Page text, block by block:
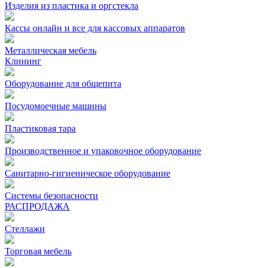
Изделия из пластика и оргстекла
Кассы онлайн и все для кассовых аппаратов
Металлическая мебель
Клининг
Оборудование для общепита
Посудомоечные машины
Пластиковая тара
Производственное и упаковочное оборудование
Санитарно-гигиеническое оборудование
Системы безопасности
РАСПРОДАЖА
Стеллажи
Торговая мебель